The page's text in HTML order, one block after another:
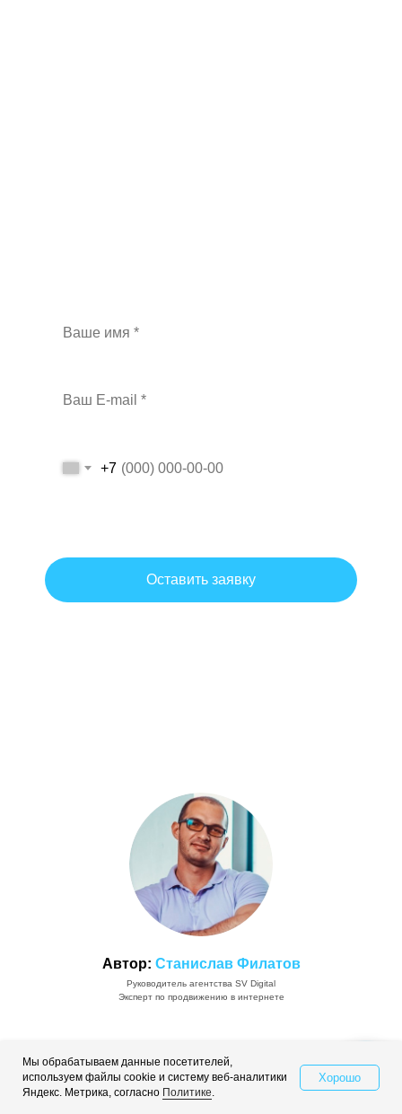
+7
Оставить заявку
Автор: Станислав Филатов
Руководитель агентства SV Digital
Эксперт по продвижению в интернете
Свяжитесь с нами
Мы обрабатываем данные посетителей,
используем файлы cookie и систему веб-аналитики
Яндекс. Метрика, согласно Политике.
Хорошо